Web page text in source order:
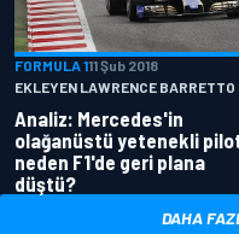
FORMULA 111 Şub 2018
EKLEYEN LAWRENCE BARRETTO
Analiz: Mercedes'in
olağanüstü yetenekli
neden F1'de geri plana
düştü?
DAHA